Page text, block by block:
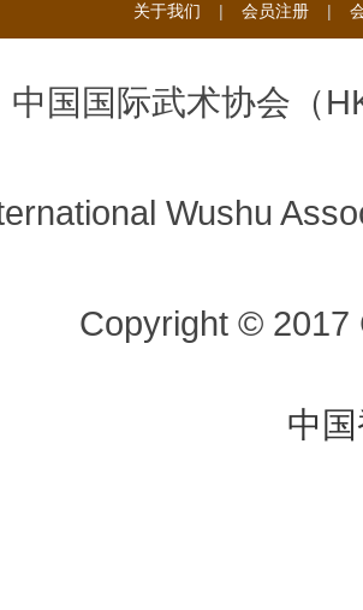
关于我们 | 会员注册 |
中国国际武术协会（
Wushu
Copyright © 2017
中